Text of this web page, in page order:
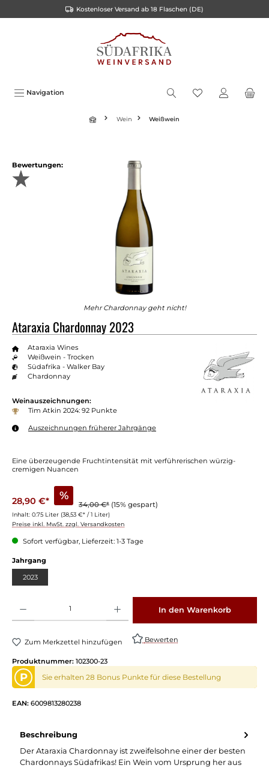
Kostenloser Versand ab 18 Flaschen (DE)
Navigation
Wein Weißwein
Bewertungen:
Mehr Chardonnay geht nicht!
Ataraxia Chardonnay 2023
Ataraxia Wines
Weißwein - Trocken
Südafrika - Walker Bay
Chardonnay
Weinauszeichnungen:
Tim Atkin 2024: 92 Punkte
Auszeichnungen früherer Jahrgänge
Eine überzeugende Fruchtintensität mit verführerischen würzig-
cremigen Nuancen
28,90 €* %
34,00 €* (15% gespart)
Inhalt: 0.75 Liter (38,53 €* / 1 Liter)
Preise inkl. MwSt. zzgl. Versandkosten
Sofort verfügbar, Lieferzeit: 1-3 Tage
Jahrgang
2023
In den Warenkorb
Zum Merkzettel hinzufügen Bewerten
Produktnummer: 102300-23
P Sie erhalten 28 Bonus Punkte für diese Bestellung
EAN: 6009813280238
Beschreibung
Der Ataraxia Chardonnay ist zweifelsohne einer der besten
Chardonnays Südafrikas! Ein Wein vom Ursprung her aus